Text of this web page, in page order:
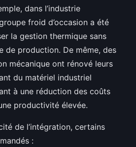
dans l’industrie
froid d’occasion a été
la gestion thermique sans
de production. De même, des
mécanique ont rénové leurs
du matériel industriel
à une réduction des coûts
productivité élevée.
de l’intégration, certains
: